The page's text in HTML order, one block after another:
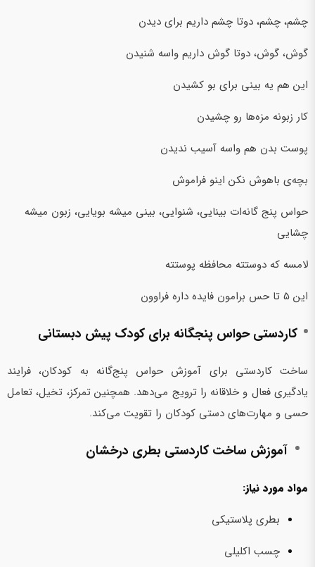
چشم، چشم، دوتا چشم داریم برای دیدن
گوش، گوش، دوتا گوش داریم واسه شنیدن
این هم یه بینی برای بو کشیدن
کار زبونه مزه‌ها رو چشیدن
پوست بدن هم واسه آسیب ندیدن
بچه‌ی باهوش نکن اینو فراموش
حواس پنج گانه‌ات بینایی، شنوایی، بینی میشه بویایی، زبون میشه
چشایی
لامسه که دوستته محافظه پوستته
این 5 تا حس برامون فایده داره فراوون
کاردستی حواس پنجگانه برای کودک پیش دبستانی
ساخت کاردستی برای آموزش حواس پنج‌گانه به کودکان، فرایند
یادگیری فعال و خلاقانه را ترویج می‌دهد. همچنین تمرکز، تخیل، تعامل
حسی و مهارت‌های دستی کودکان را تقویت می‌کند.
آموزش ساخت کاردستی بطری درخشان
مواد مورد نیاز:
بطری پلاستیکی
چسب اکلیلی